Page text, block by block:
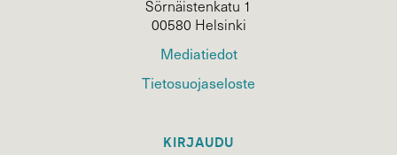
Sörnäistenkatu 1
00580 Helsinki
Mediatiedot
Tietosuojaseloste
KIRJAUDU